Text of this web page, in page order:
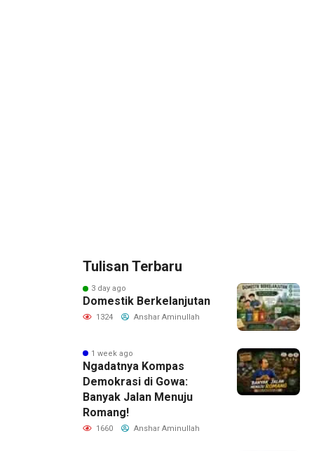
Tulisan Terbaru
3 day ago
Domestik Berkelanjutan
1324 Anshar Aminullah
1 week ago
Ngadatnya Kompas
Demokrasi di Gowa:
Banyak Jalan Menuju
Romang!
1660 Anshar Aminullah